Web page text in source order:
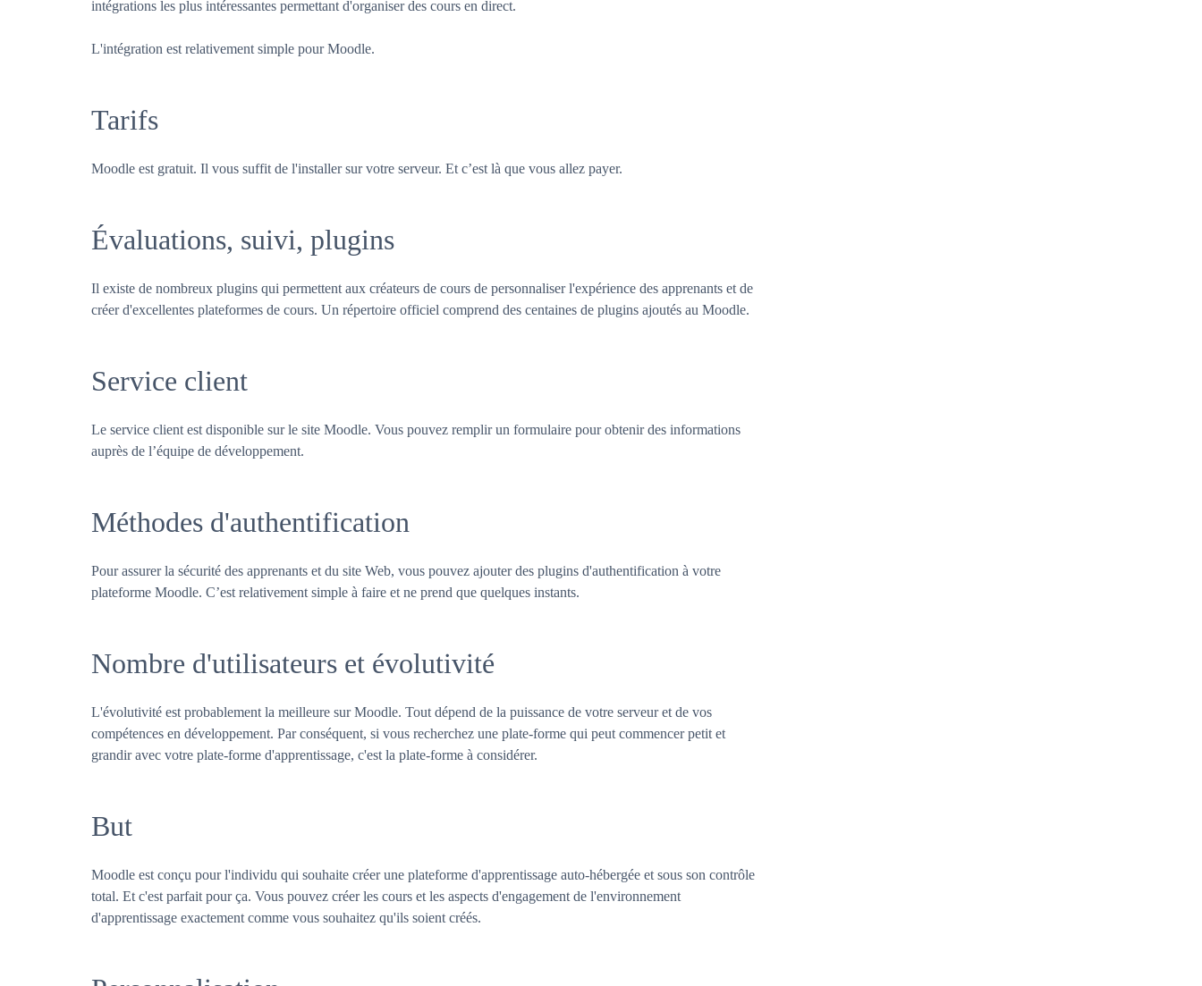
intégrations les plus intéressantes permettant d'organiser des cours en direct.
L'intégration est relativement simple pour Moodle.
Tarifs
Moodle est gratuit. Il vous suffit de l'installer sur votre serveur. Et c’est là que vous allez payer.
Évaluations, suivi, plugins
Il existe de nombreux plugins qui permettent aux créateurs de cours de personnaliser l'expérience des apprenants et de
créer d'excellentes plateformes de cours. Un répertoire officiel comprend des centaines de plugins ajoutés au Moodle.
Service client
Le service client est disponible sur le site Moodle. Vous pouvez remplir un formulaire pour obtenir des informations
auprès de l’équipe de développement.
Méthodes d'authentification
Pour assurer la sécurité des apprenants et du site Web, vous pouvez ajouter des plugins d'authentification à votre
plateforme Moodle. C’est relativement simple à faire et ne prend que quelques instants.
Nombre d'utilisateurs et évolutivité
L'évolutivité est probablement la meilleure sur Moodle. Tout dépend de la puissance de votre serveur et de vos
compétences en développement. Par conséquent, si vous recherchez une plate-forme qui peut commencer petit et
grandir avec votre plate-forme d'apprentissage, c'est la plate-forme à considérer.
But
Moodle est conçu pour l'individu qui souhaite créer une plateforme d'apprentissage auto-hébergée et sous son contrôle
total. Et c'est parfait pour ça. Vous pouvez créer les cours et les aspects d'engagement de l'environnement
d'apprentissage exactement comme vous souhaitez qu'ils soient créés.